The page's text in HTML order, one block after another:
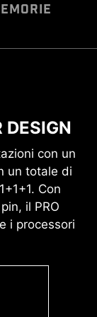
DESIGN
con un
un totale di
Con
il PRO
i processori
DDR5
delle
memoria
saldatura
Memory
a offrire
(TVS) sono
proteggere
madri
verifica un
da
stato a
in
aiuta a